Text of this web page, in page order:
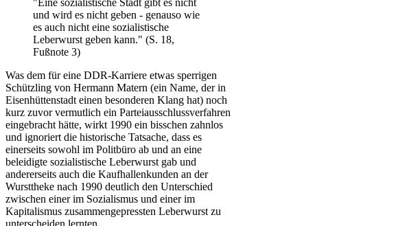
und wird es nicht geben - genauso wie
es auch nicht eine sozialistische
Leberwurst geben kann." (S. 18,
Fußnote 3)
Was dem für eine DDR-Karriere etwas sperrigen
Schützling von Hermann Matern (ein Name, der in
Eisenhüttenstadt einen besonderen Klang hat) noch
kurz zuvor vermutlich ein Parteiausschlussverfahren
eingebracht hätte, wirkt 1990 ein bisschen zahnlos
und ignoriert die historische Tatsache, dass es
einerseits sowohl im Politbüro ab und an eine
beleidigte sozialistische Leberwurst gab und
andererseits auch die Kaufhallenkunden an der
Wursttheke nach 1990 deutlich den Unterschied
zwischen einer im Sozialismus und einer im
Kapitalismus zusammengepressten Leberwurst zu
unterscheiden lernten.